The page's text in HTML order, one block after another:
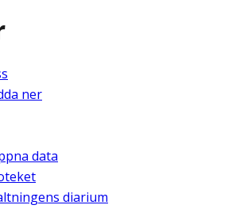
ner
data
diarium